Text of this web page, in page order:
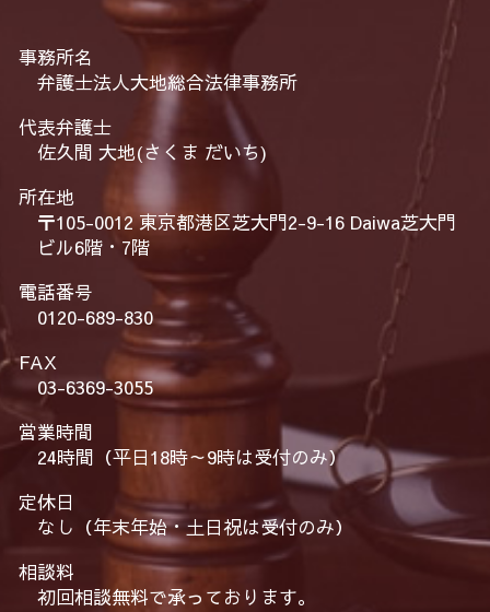
事務所名
弁護士法人大地総合法律事務所
代表弁護士
佐久間 大地(さくま だいち)
所在地
〒105-0012 東京都港区芝大門2-9-16 Daiwa芝大門
ビル6階・7階
電話番号
0120-689-830
FAX
03-6369-3055
営業時間
24時間（平日18時～9時は受付のみ）
定休日
なし（年末年始・土日祝は受付のみ）
相談料
初回相談無料で承っております。